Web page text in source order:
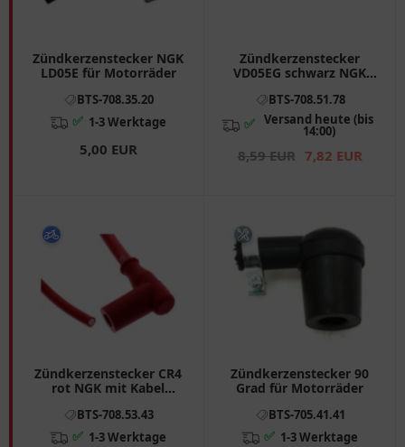
Zündkerzenstecker NGK
LD05E für Motorräder
BTS-708.35.20
✅ 1-3 Werktage
5,00 EUR
Zündkerzenstecker
VD05EG schwarz NGK
KTM XC Quad
BTS-708.51.78
✅ Versand heute (bis
14:00)
8,59 EUR 7,82 EUR
Zündkerzenstecker CR4
rot NGK mit Kabel
Vespa PX, PK, Cosa
BTS-708.53.43
✅ 1-3 Werktage
Zündkerzenstecker 90
Grad für Motorräder
BTS-705.41.41
✅ 1-3 Werktage